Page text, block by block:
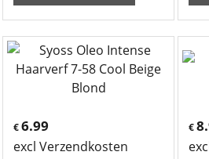
€ 6.99
excl Verzendkosten
€